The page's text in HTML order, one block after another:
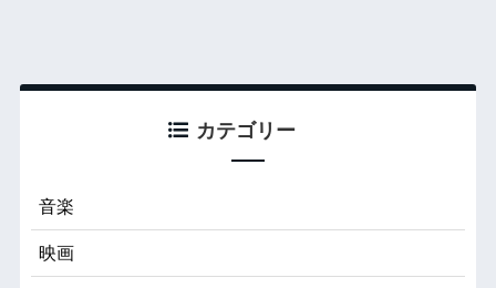
カテゴリー
音楽
映画